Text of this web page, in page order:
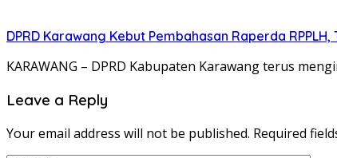
DPRD Karawang Kebut Pembahasan Raperda
KARAWANG – DPRD Kabupaten Karawang terus
Leave a Reply
Your email address will not be published. Required